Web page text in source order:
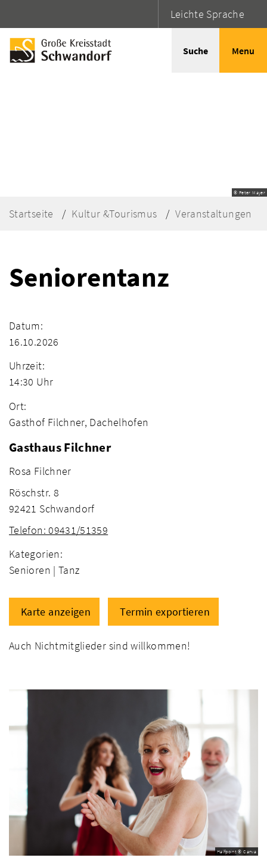
Leichte Sprache
Suche Menu
© Peter Mayer
Startseite Kultur &Tourismus Veranstaltungen
Seniorentanz
Datum:
16.10.2026
Uhrzeit:
14:30 Uhr
Ort:
Gasthof Filchner, Dachelhofen
Gasthaus Filchner
Rosa Filchner
Röschstr. 8
92421 Schwandorf
Telefon: 09431/51359
Kategorien:
Senioren | Tanz
Karte anzeigen Termin exportieren
Auch Nichtmitglieder sind willkommen!
Halfpoint © Canva